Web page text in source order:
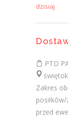
dzisiaj
PTD
Zakres
przed